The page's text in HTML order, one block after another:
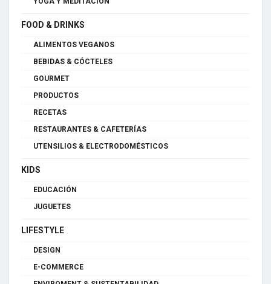
FOOD & DRINKS
ALIMENTOS VEGANOS
BEBIDAS & CÓCTELES
GOURMET
PRODUCTOS
RECETAS
RESTAURANTES & CAFETERÍAS
UTENSILIOS & ELECTRODOMÉSTICOS
KIDS
EDUCACIÓN
JUGUETES
LIFESTYLE
DESIGN
E-COMMERCE